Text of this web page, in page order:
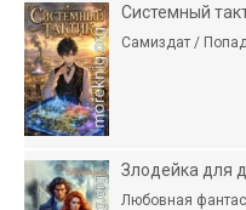
Системный
Самиздат /
Злодейка для
Любовная